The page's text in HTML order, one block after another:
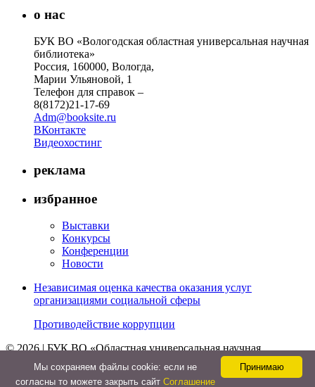
о нас
БУК ВО «Вологодская областная универсальная научная
библиотека»
Россия, 160000, Вологда,
Марии Ульяновой, 1
Телефон для справок –
8(8172)21-17-69
Adm@booksite.ru
ВКонтакте
Видеохостинг
реклама
избранное
Выставки
Конкурсы
Конференции
Новости
Независимая оценка качества оказания услуг
организациями социальной сферы
Противодействие коррупции
© 2026 | БУК ВО «Областная универсальная научная
библиотека»
Принимаю
Мы cохраняем файлы cookie: если не
согласны то можете закрыть сайт Соглашение